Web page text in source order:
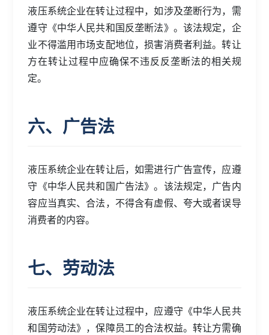
液压系统企业在转让过程中，如涉及垄断行为，需
遵守《中华人民共和国反垄断法》。该法规定，企
业不得滥用市场支配地位，损害消费者利益。转让
方在转让过程中应确保不违反反垄断法的相关规
定。
六、广告法
液压系统企业在转让后，如需进行广告宣传，应遵
守《中华人民共和国广告法》。该法规定，广告内
容应当真实、合法，不得含有虚假、夸大或者误导
消费者的内容。
七、劳动法
液压系统企业在转让过程中，应遵守《中华人民共
和国劳动法》，保障员工的合法权益。转让方需确